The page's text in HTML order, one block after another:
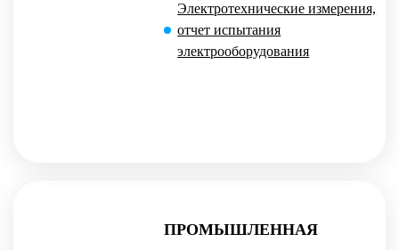
Электротехнические измерения,
отчет испытания
электрооборудования
ПРОМЫШЛЕННАЯ